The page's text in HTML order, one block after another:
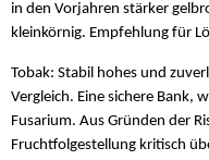
in den Vorjahren stärker
kleinkörnig. Empfehlung für
Tobak: Stabil hohes und
Vergleich. Eine sichere Bank,
Fusarium. Aus Gründen der
Fruchtfolgestellung kritisch